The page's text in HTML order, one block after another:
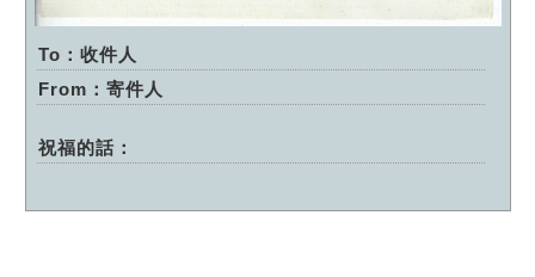
To：收件人
From：寄件人
祝福的話：